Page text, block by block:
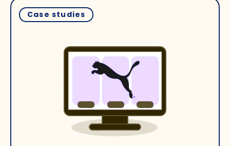
Case studies